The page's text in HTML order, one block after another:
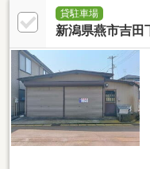
貸駐車場
新潟県燕市吉田